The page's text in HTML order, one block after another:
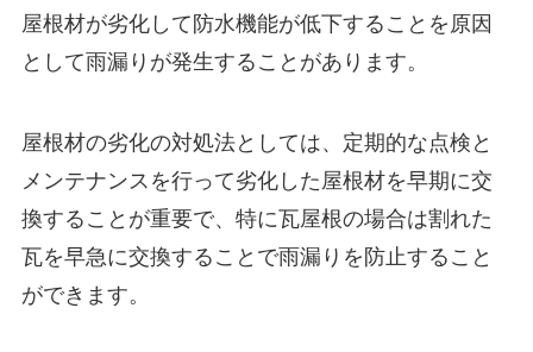
屋根材が劣化して防水機能が低下することを原因
として雨漏りが発生することがあります。
屋根材の劣化の対処法としては、定期的な点検と
メンテナンスを行って劣化した屋根材を早期に交
換することが重要で、特に瓦屋根の場合は割れた
瓦を早急に交換することで雨漏りを防止すること
ができます。